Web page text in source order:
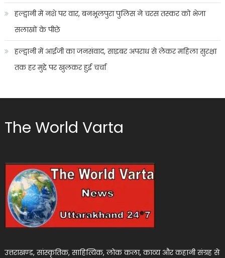
हल्द्वानी में नशे पर वार, बनभूलपुरा पुलिस ने चरस तस्कर को भेजा
सलाखों के पीछे
हल्द्वानी में आईजी का जनसंवाद, साइबर अपराध से लेकर महिला सुरक्षा
तक हर मुद्दे पर खुलकर हुई चर्चा
The World Varta
उत्तराखण्ड, सांस्कृतिक, साहित्यिक, लोक कला, काव्य और कहानी संग्रह से